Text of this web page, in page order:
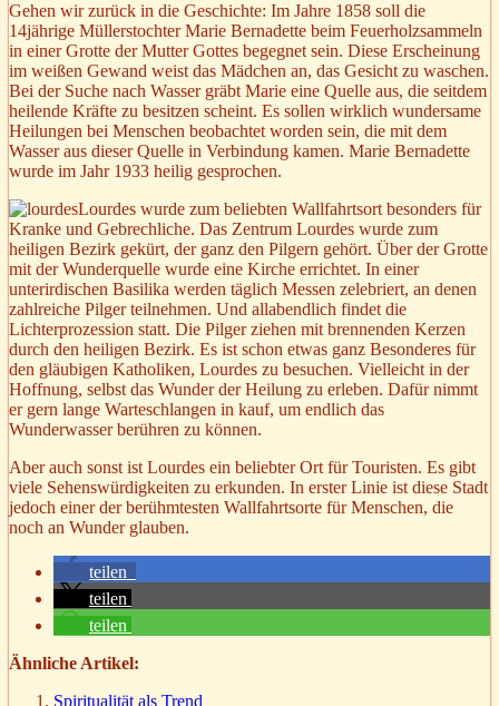
Gehen wir zurück in die Geschichte: Im Jahre 1858 soll die
14jährige Müllerstochter Marie Bernadette beim Feuerholzsammeln
in einer Grotte der Mutter Gottes begegnet sein. Diese Erscheinung
im weißen Gewand weist das Mädchen an, das Gesicht zu waschen.
Bei der Suche nach Wasser gräbt Marie eine Quelle aus, die seitdem
heilende Kräfte zu besitzen scheint. Es sollen wirklich wundersame
Heilungen bei Menschen beobachtet worden sein, die mit dem
Wasser aus dieser Quelle in Verbindung kamen. Marie Bernadette
wurde im Jahr 1933 heilig gesprochen.
Lourdes wurde zum beliebten Wallfahrtsort besonders für
Kranke und Gebrechliche. Das Zentrum Lourdes wurde zum
heiligen Bezirk gekürt, der ganz den Pilgern gehört. Über der Grotte
mit der Wunderquelle wurde eine Kirche errichtet. In einer
unterirdischen Basilika werden täglich Messen zelebriert, an denen
zahlreiche Pilger teilnehmen. Und allabendlich findet die
Lichterprozession statt. Die Pilger ziehen mit brennenden Kerzen
durch den heiligen Bezirk. Es ist schon etwas ganz Besonderes für
den gläubigen Katholiken, Lourdes zu besuchen. Vielleicht in der
Hoffnung, selbst das Wunder der Heilung zu erleben. Dafür nimmt
er gern lange Warteschlangen in kauf, um endlich das
Wunderwasser berühren zu können.
Aber auch sonst ist Lourdes ein beliebter Ort für Touristen. Es gibt
viele Sehenswürdigkeiten zu erkunden. In erster Linie ist diese Stadt
jedoch einer der berühmtesten Wallfahrtsorte für Menschen, die
noch an Wunder glauben.
teilen
teilen
teilen
Ähnliche Artikel:
Spiritualität als Trend